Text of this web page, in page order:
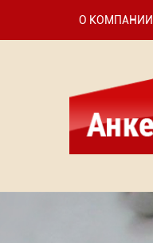
О КОМПАНИИ